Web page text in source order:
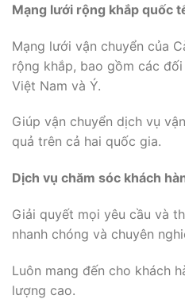
Mạng lưới rộng khắp quốc
Mạng lưới vận chuyển của
rộng khắp, bao gồm các
Việt Nam và Ý.
Giúp vận chuyển dịch vụ
quả trên cả hai quốc gia.
Dịch vụ chăm sóc khách
Giải quyết mọi yêu cầu và
nhanh chóng và chuyên
Luôn mang đến cho khách
lượng cao.